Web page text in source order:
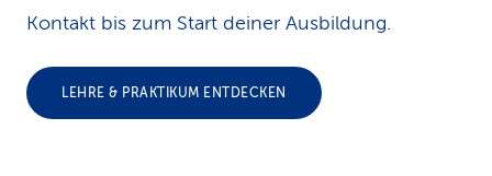
Kontakt bis zum Start deiner Ausbildung.
LEHRE & PRAKTIKUM ENTDECKEN